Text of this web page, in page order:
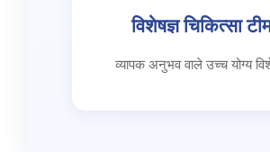
विशेषज्ञ चिकित्सा
व्यापक अनुभव वाले उच्च योग्य